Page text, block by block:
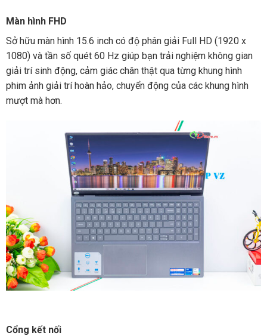
Màn hình FHD
Sở hữu màn hình 15.6 inch có độ phân giải Full HD (1920 x
1080) và tần số quét 60 Hz giúp bạn trải nghiệm không gian
giải trí sinh động, cảm giác chân thật qua từng khung hình
phim ảnh giải trí hoàn hảo, chuyển động của các khung hình
mượt mà hơn.
Cổng kết nối